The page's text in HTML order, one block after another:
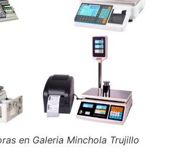
en Galeria Minchola Trujillo